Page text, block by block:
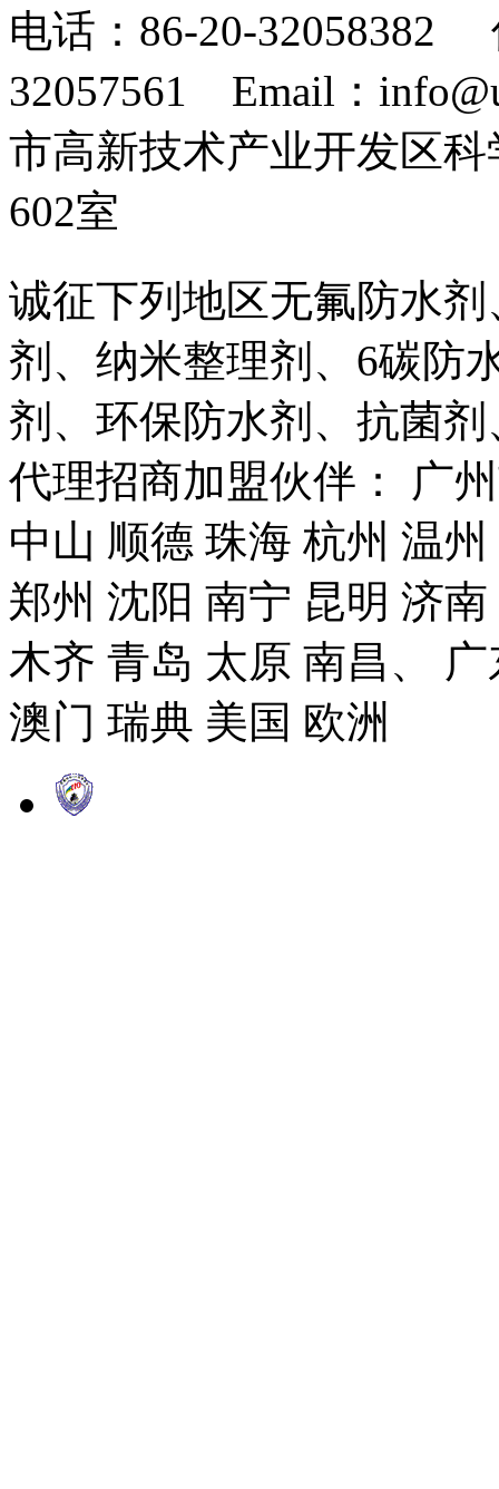
电话：86-20-32058382
32057561 Email：
市高新技术产业开发区
602室
诚征下列地区无氟防水
剂、纳米整理剂、6碳防
剂、环保防水剂、抗菌
代理招商加盟伙伴： 广
中山 顺德 珠海 杭州 温
郑州 沈阳 南宁 昆明 济
木齐 青岛 太原 南昌、
澳门 瑞典 美国 欧洲